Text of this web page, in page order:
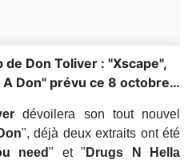
Don Toliver : "Xscape",
A Don" prévu ce 8 octobre…
dévoilera son tout nouvel
", déjà deux extraits ont été
need" et " Drugs N Hella